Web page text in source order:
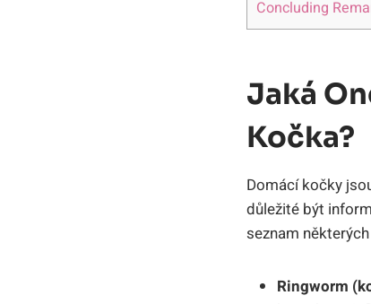
Concluding
Jaká
Kočka?
Domácí kočky
důležité být
seznam
Ringworm